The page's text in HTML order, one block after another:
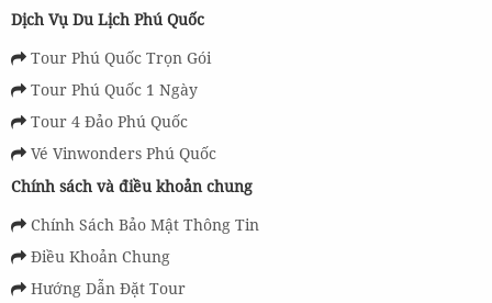
Dịch Vụ Du Lịch Phú Quốc
Tour Phú Quốc Trọn Gói
Tour Phú Quốc 1 Ngày
Tour 4 Đảo Phú Quốc
Vé Vinwonders Phú Quốc
Chính sách và điều khoản chung
Chính Sách Bảo Mật Thông Tin
Điều Khoản Chung
Hướng Dẫn Đặt Tour